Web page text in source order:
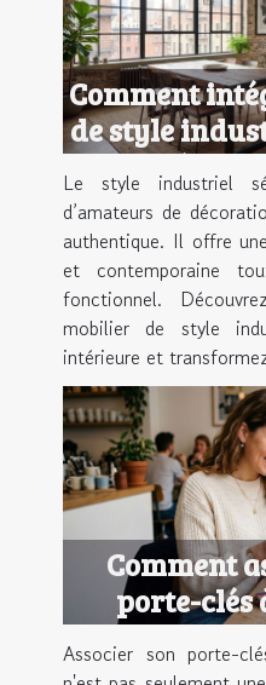
Comment
de style
déco
Le style industriel
d’amateurs de
authentique. Il offre
et contemporaine
fonctionnel.
mobilier de style
intérieure et
Comment
porte-clés
Associer son porte-